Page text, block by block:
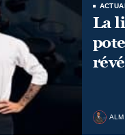
La
ALM